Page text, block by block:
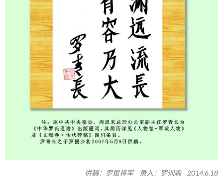
供稿：罗援将军 录入：罗训森 2014.6.18